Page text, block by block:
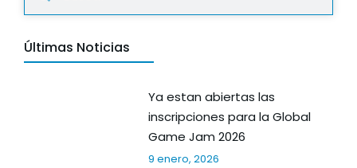
Últimas Noticias
Ya estan abiertas las
inscripciones para la Global
Game Jam 2026
9 enero, 2026